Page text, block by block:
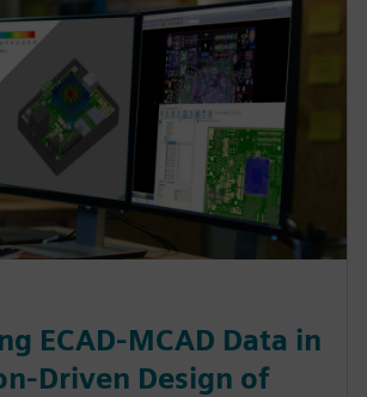
ECAD-MCAD Data in
Driven Design of